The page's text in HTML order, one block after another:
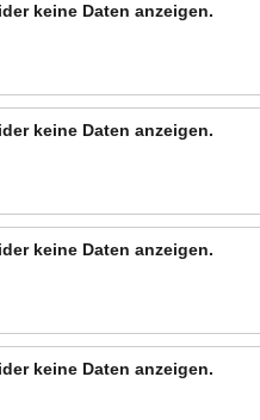
keine Daten anzeigen.
keine Daten anzeigen.
keine Daten anzeigen.
keine Daten anzeigen.